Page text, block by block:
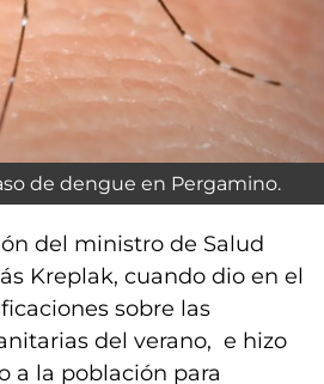
de dengue en Pergamino.
del ministro de Salud
Kreplak, cuando dio en el
sobre las
del verano, e hizo
a la población para